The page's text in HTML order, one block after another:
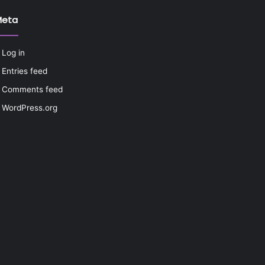
Log in
Entries feed
Comments feed
WordPress.org